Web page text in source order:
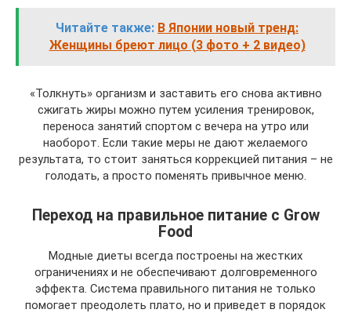
Читайте также: В Японии новый тренд:
Женщины бреют лицо (3 фото + 2 видео)
«Толкнуть» организм и заставить его снова активно
сжигать жиры можно путем усиления тренировок,
переноса занятий спортом с вечера на утро или
наоборот. Если такие меры не дают желаемого
результата, то стоит заняться коррекцией питания – не
голодать, а просто поменять привычное меню.
Переход на правильное питание с Grow
Food
Модные диеты всегда построены на жестких
ограничениях и не обеспечивают долговременного
эффекта. Система правильного питания не только
помогает преодолеть плато, но и приведет в порядок